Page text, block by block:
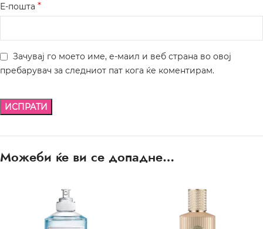
Е-пошта *
Зачувај го моето име, е-маил и веб страна во овој
пребарувач за следниот пат кога ќе коментирам.
Можеби ќе ви се допадне…